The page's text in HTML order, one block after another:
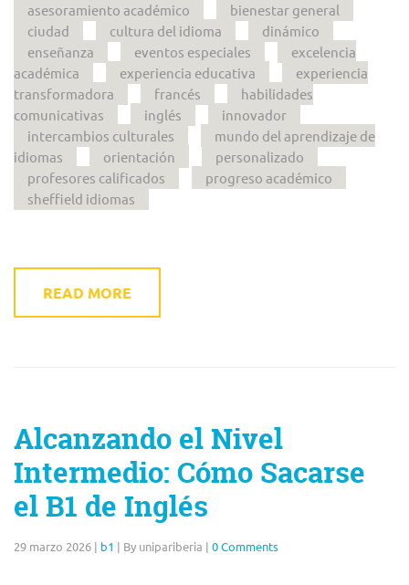
asesoramiento académico
bienestar general
ciudad
cultura del idioma
dinámico
enseñanza
eventos especiales
excelencia
académica
experiencia educativa
experiencia
transformadora
francés
habilidades
comunicativas
inglés
innovador
intercambios culturales
mundo del aprendizaje de
idiomas
orientación
personalizado
profesores calificados
progreso académico
sheffield idiomas
READ MORE
Alcanzando el Nivel
Intermedio: Cómo Sacarse
el B1 de Inglés
29 marzo 2026 | b1 | By unipariberia | 0 Comments